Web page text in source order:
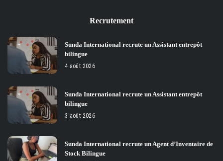
Recrutement
Sunda International recrute un Assistant entrepôt
bilingue
4 août 2026
Sunda International recrute un Assistant entrepôt
bilingue
3 août 2026
Sunda International recrute un Agent d’Inventaire de
Stock Bilingue